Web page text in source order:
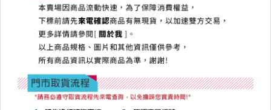
【PENTAX】單眼系列
【CONTAX】單眼系列
【FUJIFILM】單眼系列
【OLYMPUS】43&M43系列